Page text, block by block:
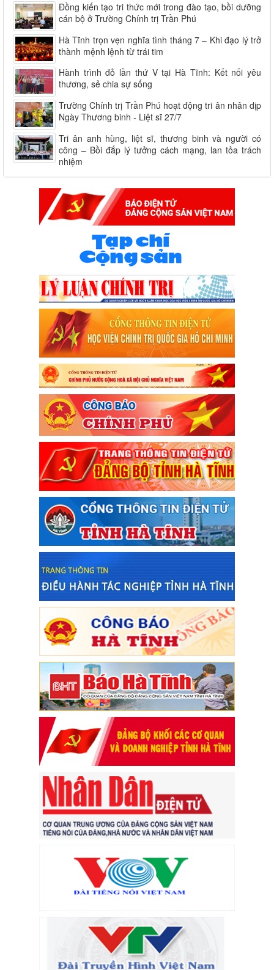
Đồng kiến tạo tri thức mới trong đào tạo, bồi dưỡng
cán bộ ở Trường Chính trị Trần Phú
Hà Tĩnh trọn vẹn nghĩa tình tháng 7 – Khi đạo lý trở
thành mệnh lệnh từ trái tim
Hành trình đỏ lần thứ V tại Hà Tĩnh: Kết nối yêu
thương, sẻ chia sự sống
Trường Chính trị Trần Phú hoạt động tri ân nhân dịp
Ngày Thương binh - Liệt sĩ 27/7
Tri ân anh hùng, liệt sĩ, thương binh và người có
công – Bồi đắp lý tưởng cách mạng, lan tỏa trách
nhiệm